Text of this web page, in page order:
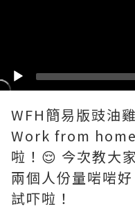
WFH簡易版豉油
Work from
啦！😌 今次教大
兩個人份量啱啱
試吓啦！